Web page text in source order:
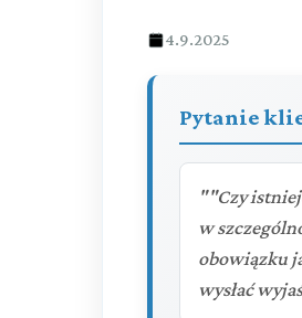
4.9.2025
Pytanie
""Czy
w
obowiązku
wysłać